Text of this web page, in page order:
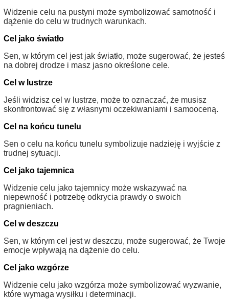
Widzenie celu na pustyni może symbolizować samotność i
dążenie do celu w trudnych warunkach.
Cel jako światło
Sen, w którym cel jest jak światło, może sugerować, że jesteś
na dobrej drodze i masz jasno określone cele.
Cel w lustrze
Jeśli widzisz cel w lustrze, może to oznaczać, że musisz
skonfrontować się z własnymi oczekiwaniami i samooceną.
Cel na końcu tunelu
Sen o celu na końcu tunelu symbolizuje nadzieję i wyjście z
trudnej sytuacji.
Cel jako tajemnica
Widzenie celu jako tajemnicy może wskazywać na
niepewność i potrzebę odkrycia prawdy o swoich
pragnieniach.
Cel w deszczu
Sen, w którym cel jest w deszczu, może sugerować, że Twoje
emocje wpływają na dążenie do celu.
Cel jako wzgórze
Widzenie celu jako wzgórza może symbolizować wyzwanie,
które wymaga wysiłku i determinacji.